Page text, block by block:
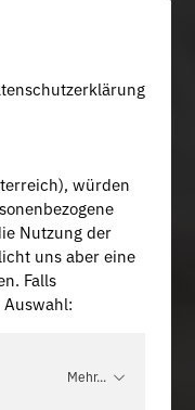
würden
Nutzung der
uns aber eine
Falls
Mehr...